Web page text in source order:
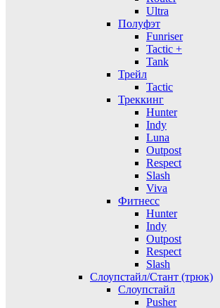
Ultra
Полуфэт
Funriser
Tactic +
Tank
Трейл
Tactic
Треккинг
Hunter
Indy
Luna
Outpost
Respect
Slash
Viva
Фитнесс
Hunter
Indy
Outpost
Respect
Slash
Слоупстайл/Стант (трюк)
Слоупстайл
Pusher